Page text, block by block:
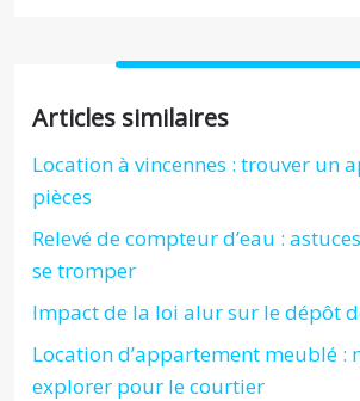
Articles similaires
Location à vincennes : trouver un
pièces
Relevé de compteur d’eau :
se tromper
Impact de la loi alur sur le dépôt
Location d’appartement meublé :
explorer pour le courtier